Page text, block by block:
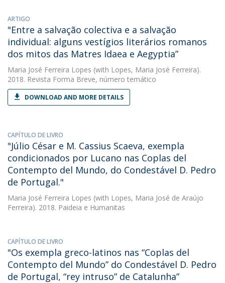
ARTIGO
"Entre a salvação colectiva e a salvação
individual: alguns vestígios literários romanos
dos mitos das Matres Idaea e Aegyptia”
Maria José Ferreira Lopes (with Lopes, Maria José Ferreira).
2018. Revista Forma Breve, número temático
DOWNLOAD AND MORE DETAILS
CAPÍTULO DE LIVRO
"Júlio César e M. Cassius Scaeva, exempla
condicionados por Lucano nas Coplas del
Contempto del Mundo, do Condestável D. Pedro
de Portugal."
Maria José Ferreira Lopes (with Lopes, Maria José de Araújo
Ferreira). 2018. Paideia e Humanitas
CAPÍTULO DE LIVRO
"Os exempla greco-latinos nas “Coplas del
Contempto del Mundo” do Condestável D. Pedro
de Portugal, “rey intruso” de Catalunha”